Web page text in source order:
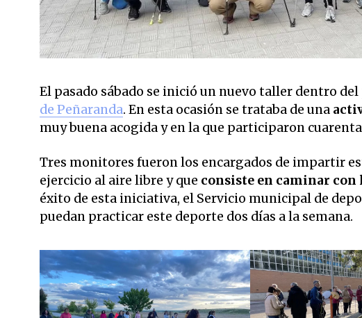
El pasado sábado se inició un nuevo taller dentro del
de Peñaranda. En esta ocasión se trataba de una
muy buena acogida y en la que participaron
Tres monitores fueron los encargados de impartir
ejercicio al aire libre y que consiste en caminar con
éxito de esta iniciativa, el Servicio municipal de
puedan practicar este deporte dos días a la semana.